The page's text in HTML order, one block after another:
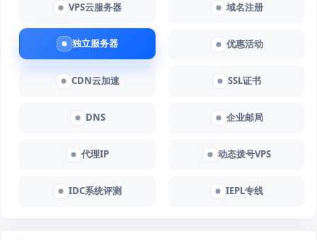
VPS云服务器 域名注册
独立服务器 优惠活动
CDN云加速 SSL证书
DNS 企业邮局
代理IP 动态拨号VPS
IDC系统评测 IEPL专线